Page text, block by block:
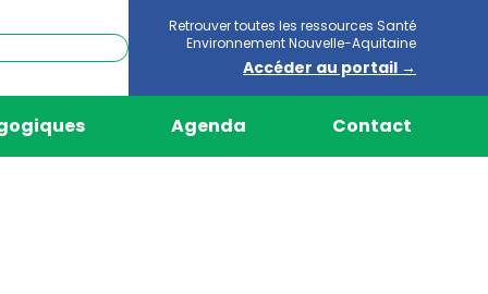
Retrouver toutes les ressources Santé
Environnement Nouvelle-Aquitaine
Accéder au portail →
Agenda Contact